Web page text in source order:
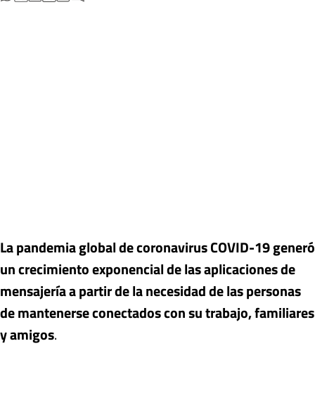
La pandemia global de coronavirus COVID-19 generó
un crecimiento exponencial de las aplicaciones de
mensajería a partir de la necesidad de las personas
de mantenerse conectados con su trabajo, familiares
y amigos.